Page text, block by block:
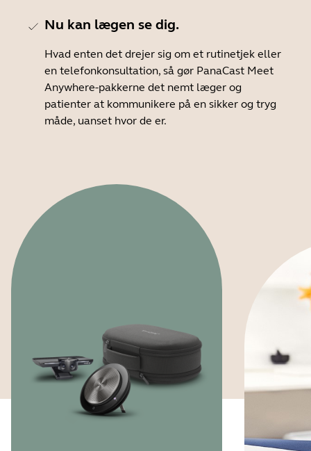
Nu kan lægen se dig.
Hvad enten det drejer sig om et rutinetjek eller
en telefonkonsultation, så gør PanaCast Meet
Anywhere-pakkerne det nemt læger og
patienter at kommunikere på en sikker og tryg
måde, uanset hvor de er.